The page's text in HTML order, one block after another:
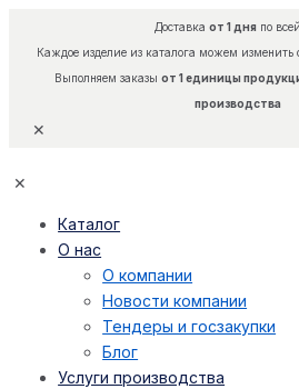
Доставка от 1 дняпо
Каждое изделие из каталога можем
Выполняем заказы от 1 единицы
производства
✕
✕
Каталог
О нас
О компании
Новости компании
Тендеры и госзакупки
Блог
Услуги производства